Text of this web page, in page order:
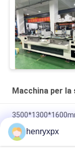
Macchina per
a barre con potenza
3KW Potenza
henryxpx